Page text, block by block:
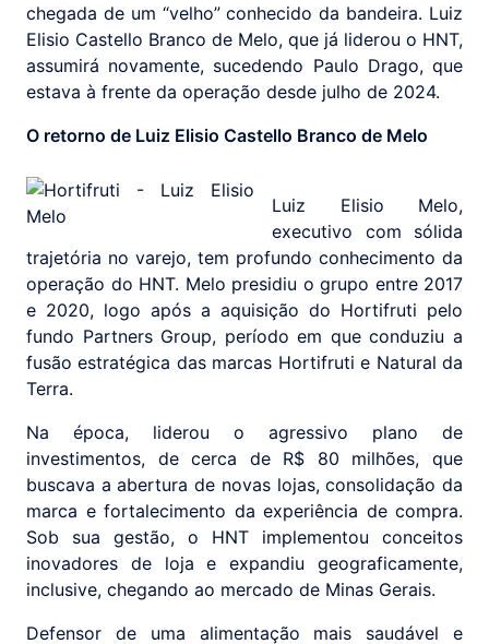
chegada de um “velho” conhecido da bandeira. Luiz
Elisio Castello Branco de Melo, que já liderou o HNT,
assumirá novamente, sucedendo Paulo Drago, que
estava à frente da operação desde julho de 2024.
O retorno de Luiz Elisio Castello Branco de Melo
Luiz Elisio Melo,
executivo com sólida
trajetória no varejo, tem profundo conhecimento da
operação do HNT. Melo presidiu o grupo entre 2017
e 2020, logo após a aquisição do Hortifruti pelo
fundo Partners Group, período em que conduziu a
fusão estratégica das marcas Hortifruti e Natural da
Terra.
Na época, liderou o agressivo plano de
investimentos, de cerca de R$ 80 milhões, que
buscava a abertura de novas lojas, consolidação da
marca e fortalecimento da experiência de compra.
Sob sua gestão, o HNT implementou conceitos
inovadores de loja e expandiu geograficamente,
inclusive, chegando ao mercado de Minas Gerais.
Defensor de uma alimentação mais saudável e